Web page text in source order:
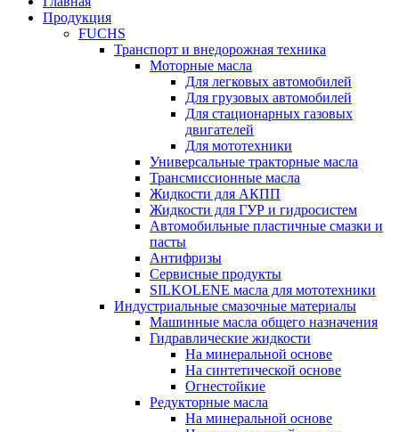
Продукция
FUCHS
Транспорт и внедорожная техника
Моторные масла
Для легковых автомобилей
Для грузовых автомобилей
Для стационарных газовых
двигателей
Для мототехники
Универсальные тракторные масла
Трансмиссионные масла
Жидкости для АКПП
Жидкости для ГУР и гидросистем
Автомобильные пластичные смазки и
пасты
Антифризы
Сервисные продукты
SILKOLENE масла для мототехники
Индустриальные смазочные материалы
Машинные масла общего назначения
Гидравлические жидкости
На минеральной основе
На синтетической основе
Огнестойкие
Редукторные масла
На минеральной основе